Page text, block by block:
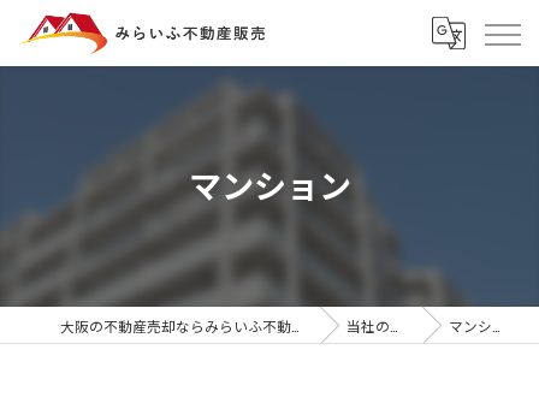
マンション
当社の特徴 マンション